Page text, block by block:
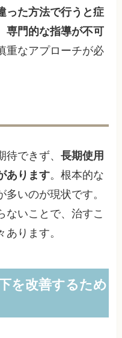
った方法で行うと症
専門的な指導が不可
重なアプローチが必
待できず、長期使用
あります。根本的な
いのが現状です。
ないことで、治すこ
ります。
を改善するため